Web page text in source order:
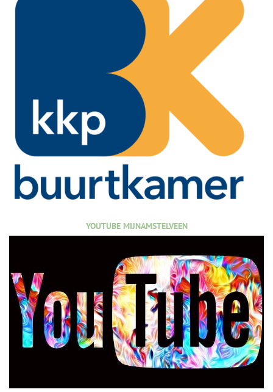
YOUTUBE MIJNAMSTELVEEN